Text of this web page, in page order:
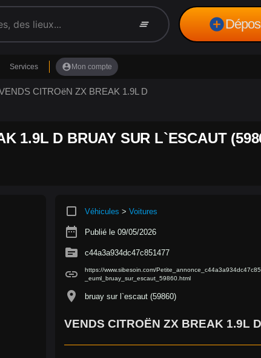
clear_all add_circle
Services account_circle Mon compte
CITROëN ZX BREAK 1.9L D
1.9L D BRUAY SUR L`ESCAUT
crop_square Véhicules > Voitures
date_range Publié le 09/05/2026
source c44a3a934dc47c851477
link
https://www.sibesoin.com/
_euml_bruay_sur_escaut_59860.html
location_on bruay sur l`escaut (59860)
VENDS CITROËN ZX BREAK 1.9L D